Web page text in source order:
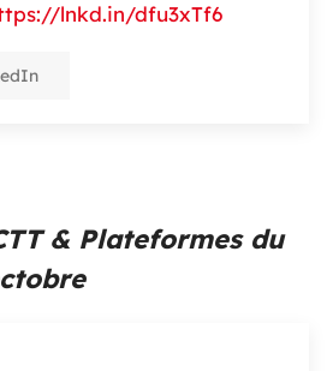
lnkd.in/dfu3xTf6
& Plateformes du